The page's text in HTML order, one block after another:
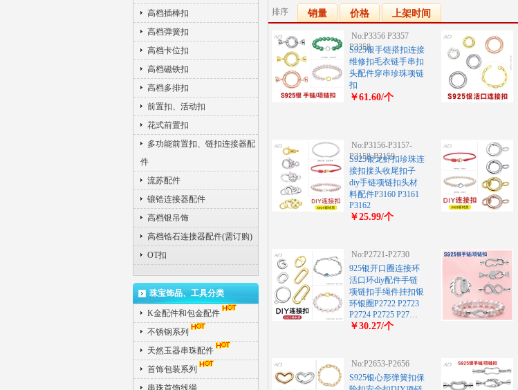
高档插棒扣
高档弹簧扣
高档卡位扣
高档磁铁扣
高档多排扣
前置扣、活动扣
花式前置扣
多功能前置扣、链扣连接器配
件
流苏配件
镶锆连接器配件
高档银吊饰
高档锆石连接器配件(需订购)
OT扣
珠宝饰品、工具分类
K金配件和包金配件
不锈钢系列
天然玉器串珠配件
首饰包装系列
串珠首饰线绳
排序 销量 价格 上架时间
No:P3356 P3357
P3358
S925银手链搭扣连接
维修扣毛衣链手串扣
头配件穿串珍珠项链
扣
￥61.60/个
No:P3156-P3157-
P3158-P3159
S925银龙虾扣珍珠连
接扣接头收尾扣子
diy手链项链扣头材
料配件P3160 P3161
P3162
￥25.99/个
No:P2721-P2730
925银开口圈连接环
活口环diy配件手链
项链扣手绳件挂扣银
环银圈P2722 P2723
P2724 P2725 P27…
￥30.27/个
No:P2653-P2656
S925银心形弹簧扣保